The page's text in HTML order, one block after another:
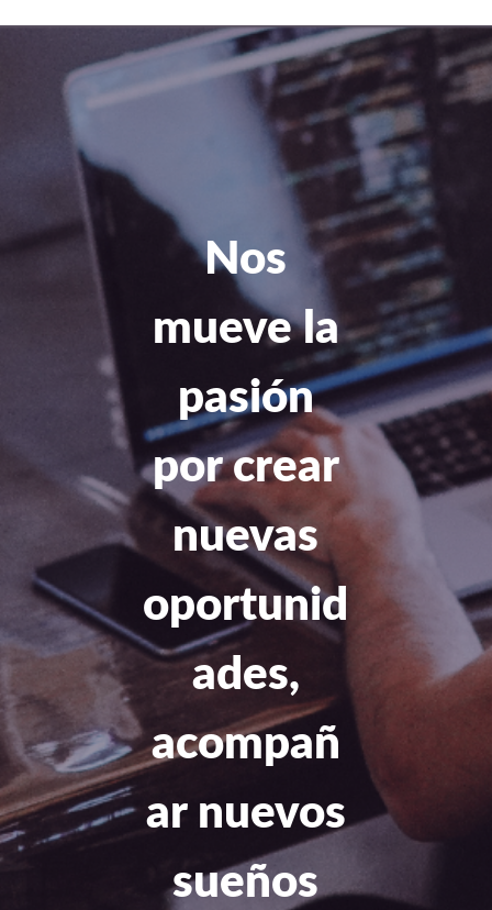
Nos
mueve la
pasión
por crear
nuevas
oportunid
ades,
acompañ
ar nuevos
sueños